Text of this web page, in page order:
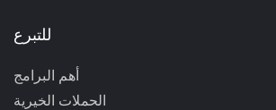
للتبرع
أهم البرامج
الحملات الخيرية